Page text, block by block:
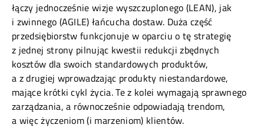
łączy jednocześnie wizje wyszczuplonego (LEAN), jak
i zwinnego (AGILE) łańcucha dostaw. Duża część
przedsiębiorstw funkcjonuje w oparciu o tę strategię
z jednej strony pilnując kwestii redukcji zbędnych
kosztów dla swoich standardowych produktów,
a z drugiej wprowadzając produkty niestandardowe,
mające krótki cykl życia. Te z kolei wymagają sprawnego
zarządzania, a równocześnie odpowiadają trendom,
a więc życzeniom (i marzeniom) klientów.